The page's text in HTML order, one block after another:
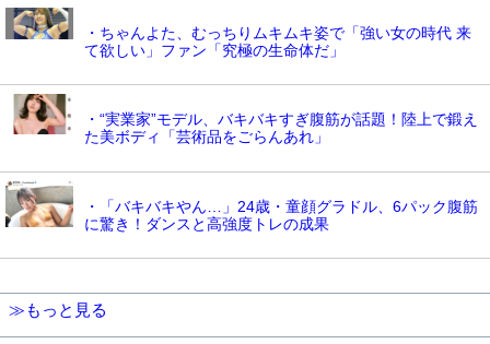
・ちゃんよた、むっちりムキムキ姿で「強い女の時代 来
て欲しい」ファン「究極の生命体だ」
・“実業家”モデル、バキバキすぎ腹筋が話題！陸上で鍛え
た美ボディ「芸術品をごらんあれ」
・「バキバキやん…」24歳・童顔グラドル、6パック腹筋
に驚き！ダンスと高強度トレの成果
≫もっと見る